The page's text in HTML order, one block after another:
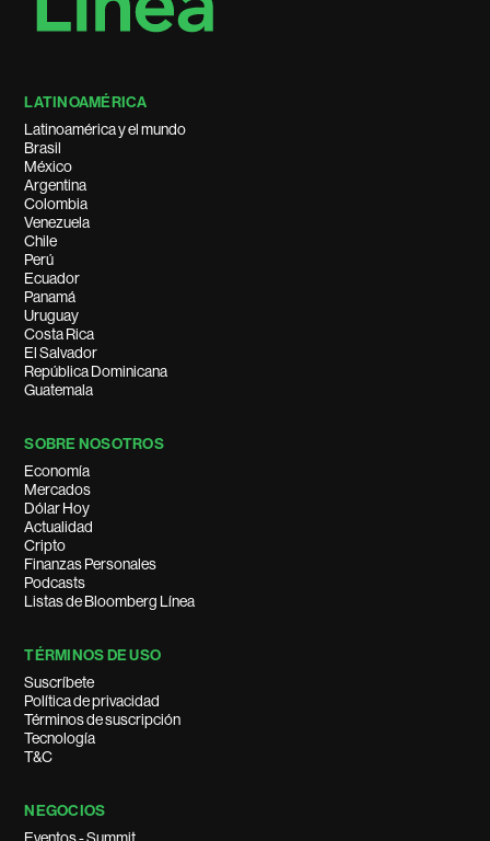
LATINOAMÉRICA
Latinoamérica y el mundo
Brasil
México
Argentina
Colombia
Venezuela
Chile
Perú
Ecuador
Panamá
Uruguay
Costa Rica
El Salvador
República Dominicana
Guatemala
SOBRE NOSOTROS
Economía
Mercados
Dólar Hoy
Actualidad
Cripto
Finanzas Personales
Podcasts
Listas de Bloomberg Línea
TÉRMINOS DE USO
Suscríbete
Política de privacidad
Términos de suscripción
Tecnología
T&C
NEGOCIOS